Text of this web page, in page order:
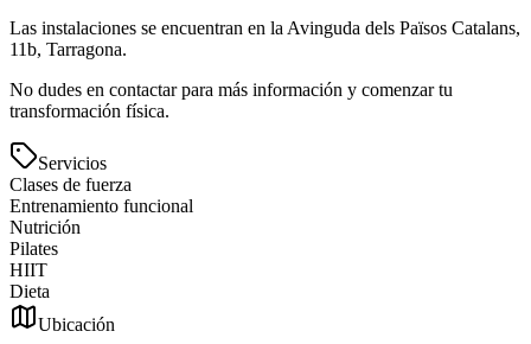
Las instalaciones se encuentran en la Avinguda dels Països Catalans,
11b, Tarragona.
No dudes en contactar para más información y comenzar tu
transformación física.
Servicios
Clases de fuerza
Entrenamiento funcional
Nutrición
Pilates
HIIT
Dieta
Ubicación